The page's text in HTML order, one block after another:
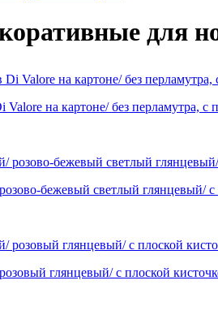
для
Valore на картоне/ без перламутра, с
бежевый светлый глянцевый/
глянцевый/ с плоской